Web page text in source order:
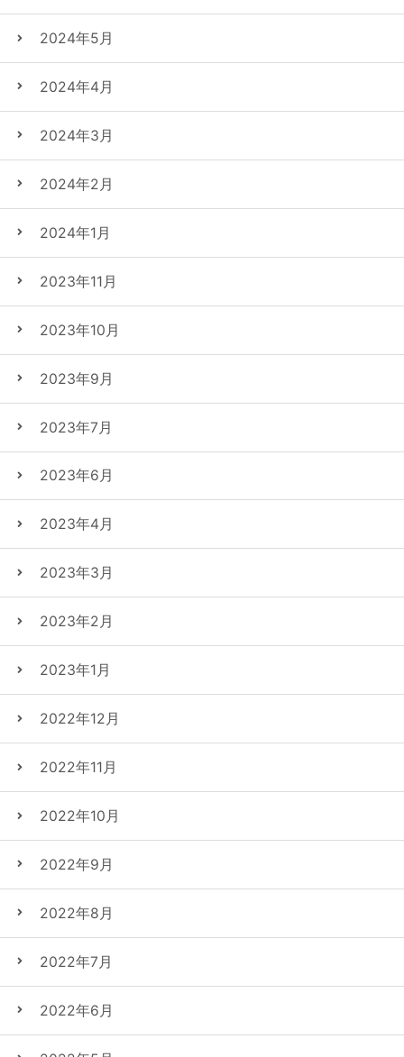
2024年5月
2024年4月
2024年3月
2024年2月
2024年1月
2023年11月
2023年10月
2023年9月
2023年7月
2023年6月
2023年4月
2023年3月
2023年2月
2023年1月
2022年12月
2022年11月
2022年10月
2022年9月
2022年8月
2022年7月
2022年6月